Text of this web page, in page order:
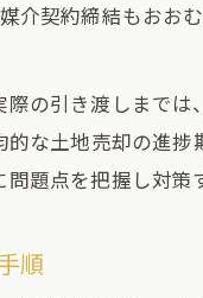
土
進
土
土
介契約締結もおお
の引き渡しまで
な土地売却の進
題点を把握し対策
順